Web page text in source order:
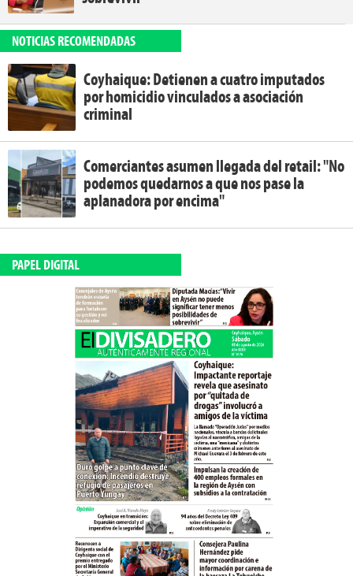
NOTICIAS RECOMENDADAS
Coyhaique: Detienen a cuatro imputados
por homicidio vinculados a asociación
criminal
Comerciantes asumen llegada del retail: "No
podemos quedarnos a que nos pase la
aplanadora por encima"
PAPEL DIGITAL